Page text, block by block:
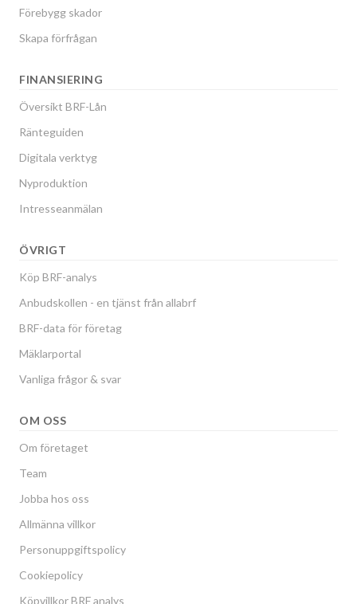
Förebygg skador
Skapa förfrågan
FINANSIERING
Översikt BRF-Lån
Ränteguiden
Digitala verktyg
Nyproduktion
Intresseanmälan
ÖVRIGT
Köp BRF-analys
Anbudskollen - en tjänst från allabrf
BRF-data för företag
Mäklarportal
Vanliga frågor & svar
OM OSS
Om företaget
Team
Jobba hos oss
Allmänna villkor
Personuppgiftspolicy
Cookiepolicy
Köpvillkor BRF analys